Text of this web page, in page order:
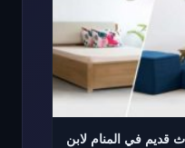
قديم في المنام لابن